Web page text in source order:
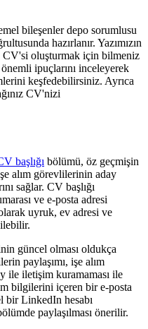
bileşenler depo sorumlusu
hazırlanır. Yazımızın
CV'si oluşturmak için bilmeniz
ipuçlarını inceleyerek
keşfedebilirsiniz. Ayrıca
CV'nizi
başlığı bölümü, öz geçmişin
alım görevlilerinin aday
sağlar. CV başlığı
ve e-posta adresi
uyruk, ev adresi ve
güncel olması oldukça
paylaşımı, işe alım
ile iletişim kuramaması ile
bilgilerini içeren bir e-posta
bir LinkedIn hesabı
paylaşılması önerilir.